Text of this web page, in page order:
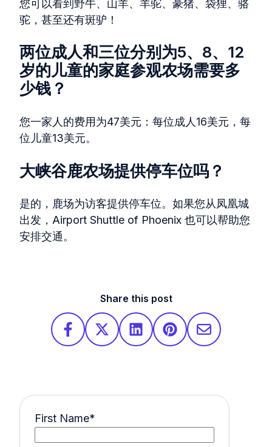
您可以看到野牛、山羊、羊驼、豪猪、袋狸、骆
驼，甚至还有斑驴！
两位成人和三位分别为5、8、12
岁的儿童的家庭参观农场需要多
少钱？
您一家人的费用为47美元：每位成人16美元，每
位儿童13美元。
大峡谷鹿农场提供停车位吗？
是的，鹿场为访客提供停车位。如果您从凤凰城
出发，Airport Shuttle of Phoenix 也可以帮助您
安排交通。
Share this post
First Name*